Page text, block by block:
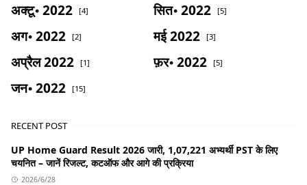
अक्टू॰ 2022 [4] सित॰ 2022 [5]
अग॰ 2022 [2] मई 2022 [3]
अप्रैल 2022 [1] फ़र॰ 2022 [5]
जन॰ 2022 [15]
RECENT POST
UP Home Guard Result 2026 जारी, 1,07,221 अभ्यर्थी PST के लिए
चयनित – जानें रिजल्ट, कटऑफ और आगे की प्रक्रिया
2026/6/28